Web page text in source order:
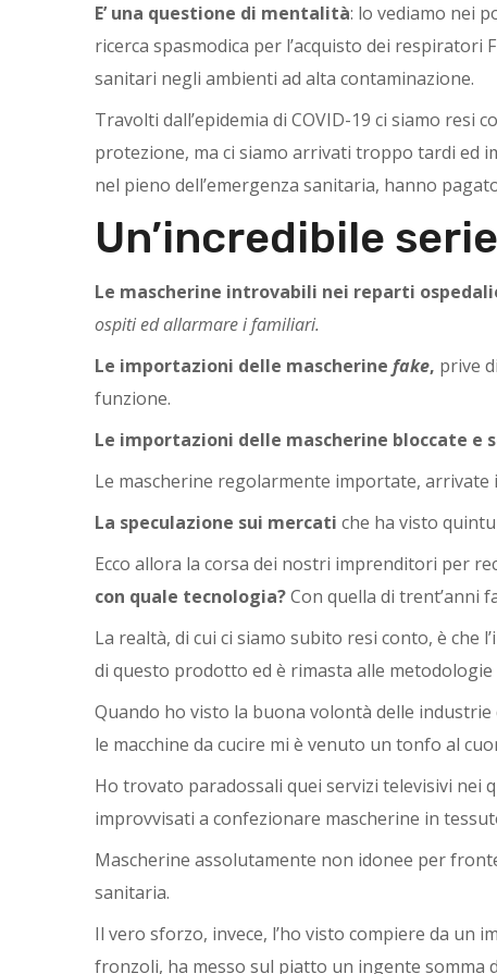
E’ una questione di mentalità: lo vediamo nei
ricerca spasmodica per l’acquisto dei respiratori
sanitari negli ambienti ad alta contaminazione.
Travolti dall’epidemia di COVID-19 ci siamo resi
protezione, ma ci siamo arrivati troppo tardi ed
nel pieno dell’emergenza sanitaria, hanno
Un’incredibile
Le mascherine introvabili nei reparti
ospiti ed allarmare i familiari.
Le importazioni delle mascherine fake, prive
funzione.
Le importazioni delle mascherine bloccate e
Le mascherine regolarmente importate, arrivate
La speculazione sui mercati che ha visto
Ecco allora la corsa dei nostri imprenditori per
con quale tecnologia?Con quella di trent’anni
La realtà, di cui ci siamo subito resi conto, è
di questo prodotto ed è rimasta alle
Quando ho visto la buona volontà delle
le macchine da cucire mi è venuto un tonfo al
Ho trovato paradossali quei servizi televisivi nei
improvvisati a confezionare mascherine in
Mascherine assolutamente non idonee per
sanitaria.
Il vero sforzo, invece, l’ho visto compiere da un
fronzoli, ha messo sul piatto un ingente somma